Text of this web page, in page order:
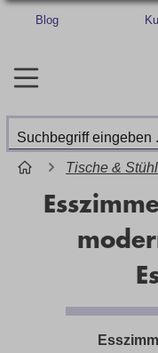
Blog
Tische &